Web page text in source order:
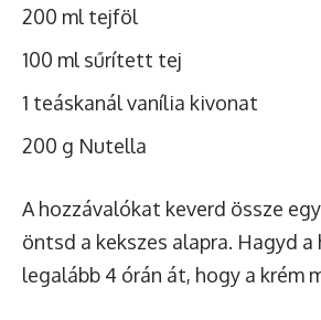
200 ml tejföl
100 ml sűrített tej
1 teáskanál vanília kivonat
200 g Nutella
A hozzávalókat keverd össze
öntsd a kekszes alapra. Hagyd a
legalább 4 órán át, hogy a krém